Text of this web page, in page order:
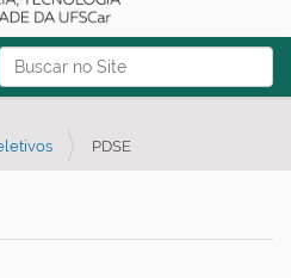
Busca
Avançada…
PDSE